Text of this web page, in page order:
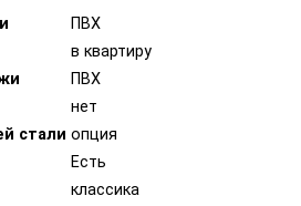
ПВХ
в квартиру
ПВХ
нет
стали опция
Есть
классика